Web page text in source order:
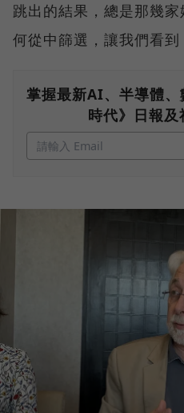
跳出的結果，總是那幾
何從中篩選，讓我們看
掌握最新AI、半導體
時代》日報